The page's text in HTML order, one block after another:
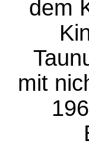
dem
mit